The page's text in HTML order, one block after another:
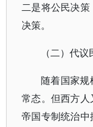
二是将公民决
决策。
（二）代议
随着国家规
常态。但西方
帝国专制统治